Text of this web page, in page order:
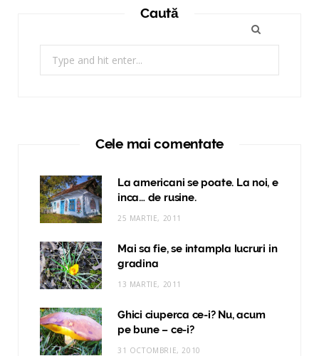
Caută
Cele mai comentate
La americani se poate. La noi, e
inca… de rusine.
25 MARTIE, 2011
Mai sa fie, se intampla lucruri in
gradina
13 MARTIE, 2011
Ghici ciuperca ce-i? Nu, acum
pe bune – ce-i?
31 OCTOMBRIE, 2010